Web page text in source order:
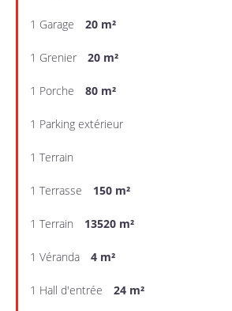
1 Garage 20 m²
1 Grenier 20 m²
1 Porche 80 m²
1 Parking extérieur
1 Terrain
1 Terrasse 150 m²
1 Terrain 13520 m²
1 Véranda 4 m²
1 Hall d'entrée 24 m²